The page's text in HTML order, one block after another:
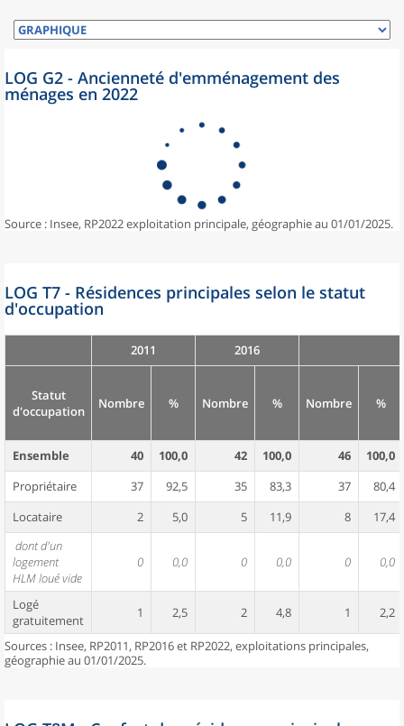
LOG G2 - Ancienneté d'emménagement des
ménages en 2022
Source : Insee, RP2022 exploitation principale, géographie au 01/01/2025.
LOG T7 - Résidences principales selon le statut
d'occupation
2011 2016
Statut
d'occupation
Nombre % Nombre % Nombre %
Ensemble 40 100,0 42 100,0 46
100,0
Propriétaire
37 92,5 35 83,3 37
80,4
Locataire
2 5,0 5 11,9 8
17,4
dont d'un
logement
HLM loué vide
0 0,0 0 0,0 0 0,0
Logé
gratuitement
1 2,5 2 4,8 1 2,2
Sources : Insee, RP2011, RP2016 et RP2022, exploitations principales,
géographie au 01/01/2025.